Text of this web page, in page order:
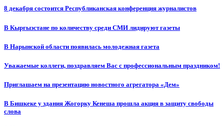
8 декабря состоится Республиканская конференция журналистов
В Кыргызстане по количеству среди СМИ лидируют газеты
В Нарынской области появилась молодежная газета
Уважаемые коллеги, поздравляем Вас с профессиональным праздником!
Приглашаем на презентацию новостного агрегатора «Дем»
В Бишкеке у здания Жогорку Кенеша прошла акция в защиту свободы
слова